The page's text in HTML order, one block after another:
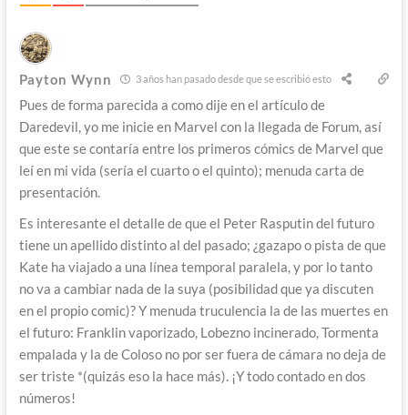
Payton Wynn 3 años han pasado desde que se escribió esto
Pues de forma parecida a como dije en el artículo de
Daredevil, yo me inicie en Marvel con la llegada de Forum, así
que este se contaría entre los primeros cómics de Marvel que
leí en mi vida (sería el cuarto o el quinto); menuda carta de
presentación.
Es interesante el detalle de que el Peter Rasputin del futuro
tiene un apellido distinto al del pasado; ¿gazapo o pista de que
Kate ha viajado a una línea temporal paralela, y por lo tanto
no va a cambiar nada de la suya (posibilidad que ya discuten
en el propio comic)? Y menuda truculencia la de las muertes en
el futuro: Franklin vaporizado, Lobezno incinerado, Tormenta
empalada y la de Coloso no por ser fuera de cámara no deja de
ser triste *(quizás eso la hace más). ¡Y todo contado en dos
números!